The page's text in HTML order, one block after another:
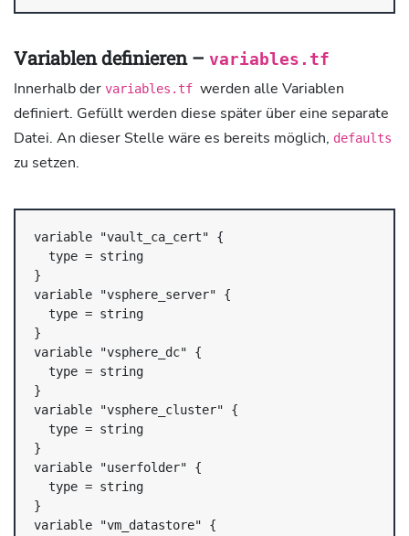
Variablen definieren – variables.tf
Innerhalb der variables.tf werden alle Variablen
definiert. Gefüllt werden diese später über eine separate
Datei. An dieser Stelle wäre es bereits möglich, defaults
zu setzen.
variable "vault_ca_cert" {
  type = string
}
variable "vsphere_server" {
  type = string
}
variable "vsphere_dc" {
  type = string
}
variable "vsphere_cluster" {
  type = string
}
variable "userfolder" {
  type = string
}
variable "vm_datastore" {